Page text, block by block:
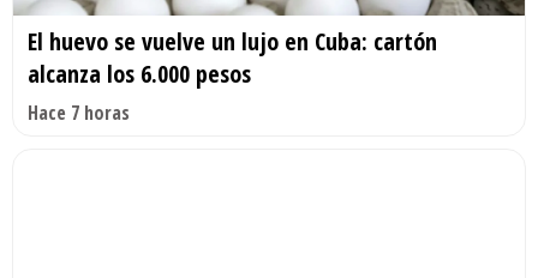
El huevo se vuelve un lujo en Cuba: cartón
alcanza los 6.000 pesos
Hace 7 horas